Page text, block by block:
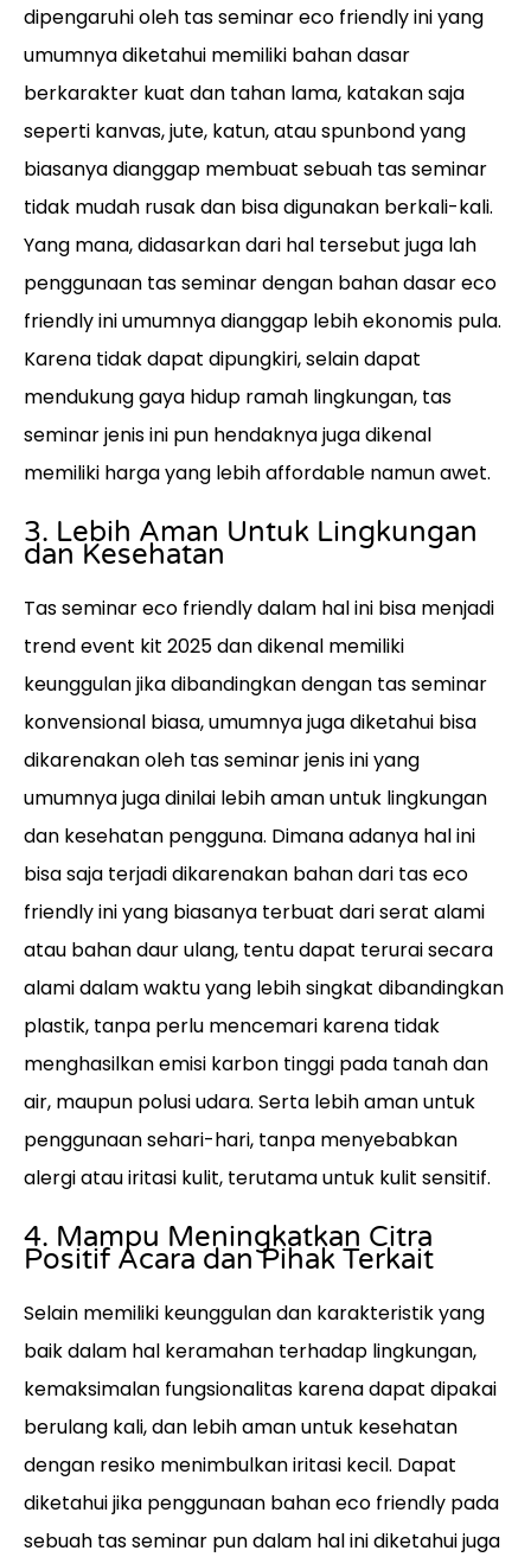
dipengaruhi oleh tas seminar eco friendly ini yang
umumnya diketahui memiliki bahan dasar
berkarakter kuat dan tahan lama, katakan saja
seperti kanvas, jute, katun, atau spunbond yang
biasanya dianggap membuat sebuah tas seminar
tidak mudah rusak dan bisa digunakan berkali-kali.
Yang mana, didasarkan dari hal tersebut juga lah
penggunaan tas seminar dengan bahan dasar eco
friendly ini umumnya dianggap lebih ekonomis pula.
Karena tidak dapat dipungkiri, selain dapat
mendukung gaya hidup ramah lingkungan, tas
seminar jenis ini pun hendaknya juga dikenal
memiliki harga yang lebih affordable namun awet.
3. Lebih Aman Untuk Lingkungan
dan Kesehatan
Tas seminar eco friendly dalam hal ini bisa menjadi
trend event kit 2025 dan dikenal memiliki
keunggulan jika dibandingkan dengan tas seminar
konvensional biasa, umumnya juga diketahui bisa
dikarenakan oleh tas seminar jenis ini yang
umumnya juga dinilai lebih aman untuk lingkungan
dan kesehatan pengguna. Dimana adanya hal ini
bisa saja terjadi dikarenakan bahan dari tas eco
friendly ini yang biasanya terbuat dari serat alami
atau bahan daur ulang, tentu dapat terurai secara
alami dalam waktu yang lebih singkat dibandingkan
plastik, tanpa perlu mencemari karena tidak
menghasilkan emisi karbon tinggi pada tanah dan
air, maupun polusi udara. Serta lebih aman untuk
penggunaan sehari-hari, tanpa menyebabkan
alergi atau iritasi kulit, terutama untuk kulit sensitif.
4. Mampu Meningkatkan Citra
Positif Acara dan Pihak Terkait
Selain memiliki keunggulan dan karakteristik yang
baik dalam hal keramahan terhadap lingkungan,
kemaksimalan fungsionalitas karena dapat dipakai
berulang kali, dan lebih aman untuk kesehatan
dengan resiko menimbulkan iritasi kecil. Dapat
diketahui jika penggunaan bahan eco friendly pada
sebuah tas seminar pun dalam hal ini diketahui juga